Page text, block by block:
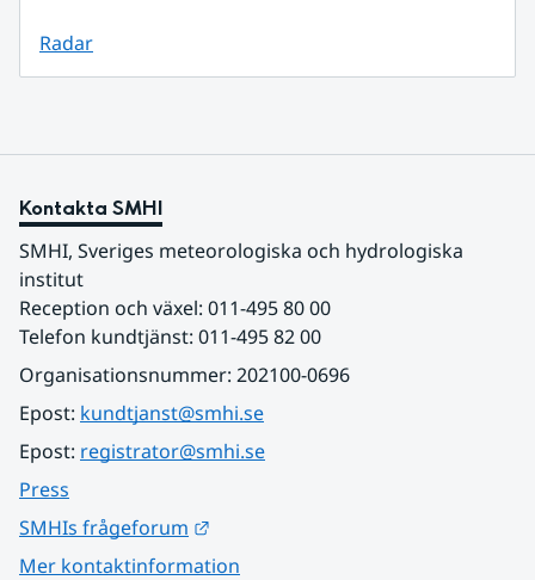
Radar
Kontakta SMHI
SMHI, Sveriges meteorologiska och hydrologiska
institut
Reception och växel: 011-495 80 00
Telefon kundtjänst: 011-495 82 00
Organisationsnummer: 202100-0696
Epost: kundtjanst@smhi.se
Epost: registrator@smhi.se
Press
SMHIs frågeforum
Mer kontaktinformation